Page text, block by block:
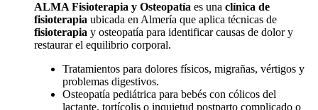
ALMA Fisioterapia y Osteopatía es una clínica de
fisioterapia ubicada en Almería que aplica técnicas de
fisioterapia y osteopatía para identificar causas de dolor y
restaurar el equilibrio corporal.
Tratamientos para dolores físicos, migrañas, vértigos y
problemas digestivos.
Osteopatía pediátrica para bebés con cólicos del
lactante, tortícolis o inquietud postparto complicado o